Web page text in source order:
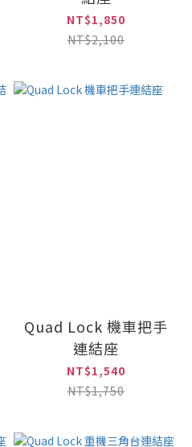
NT$1,850
NT$2,100
Quad Lock 機車把手
連結座
NT$1,540
NT$1,750